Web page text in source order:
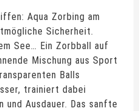
Aqua Zorbing am
Sicherheit.
See… Ein Zorbball auf
Mischung aus Sport
Balls
trainiert dabei
und Ausdauer. Das sanfte